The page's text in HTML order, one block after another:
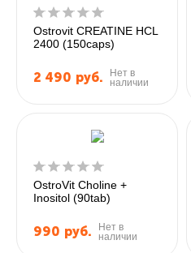
Ostrovit CREATINE HCL
2400 (150caps)
2 490 руб.
Нет в
наличии
OstroVit Choline +
Inositol (90tab)
990 руб.
Нет в
наличии